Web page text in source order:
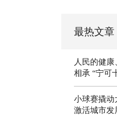
最热文章
人民的健
相承 “宁可
小球赛撬动
激活城市发